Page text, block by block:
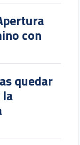
con
quedar